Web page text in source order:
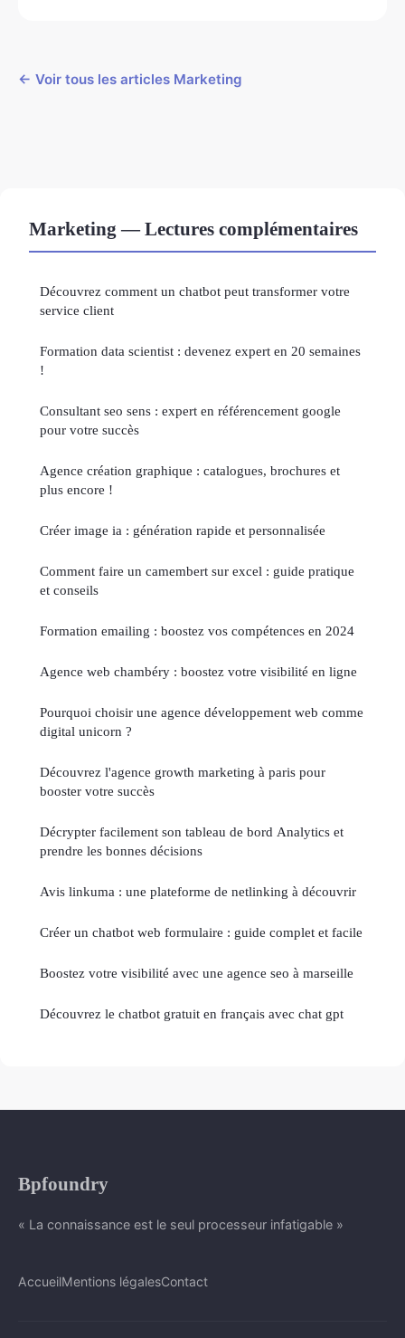
← Voir tous les articles Marketing
Marketing — Lectures complémentaires
Découvrez comment un chatbot peut transformer votre
service client
Formation data scientist : devenez expert en 20 semaines
!
Consultant seo sens : expert en référencement google
pour votre succès
Agence création graphique : catalogues, brochures et
plus encore !
Créer image ia : génération rapide et personnalisée
Comment faire un camembert sur excel : guide pratique
et conseils
Formation emailing : boostez vos compétences en 2024
Agence web chambéry : boostez votre visibilité en ligne
Pourquoi choisir une agence développement web comme
digital unicorn ?
Découvrez l'agence growth marketing à paris pour
booster votre succès
Décrypter facilement son tableau de bord Analytics et
prendre les bonnes décisions
Avis linkuma : une plateforme de netlinking à découvrir
Créer un chatbot web formulaire : guide complet et facile
Boostez votre visibilité avec une agence seo à marseille
Découvrez le chatbot gratuit en français avec chat gpt
Bpfoundry
« La connaissance est le seul processeur infatigable »
AccueilMentions légalesContact